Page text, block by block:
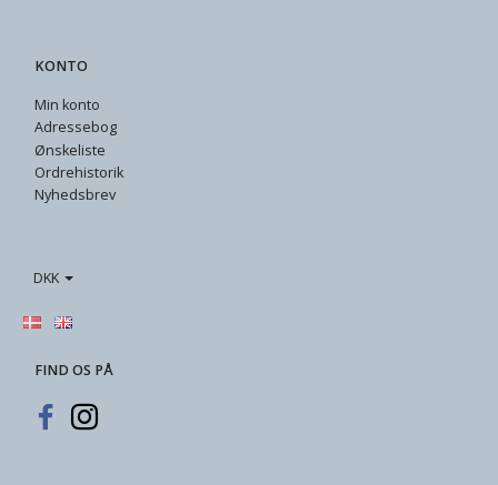
KONTO
Min konto
Adressebog
Ønskeliste
Ordrehistorik
Nyhedsbrev
DKK
FIND OS PÅ